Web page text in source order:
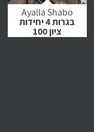
Ayalla Shabo
בגרות 4 יחידות
ציון 100